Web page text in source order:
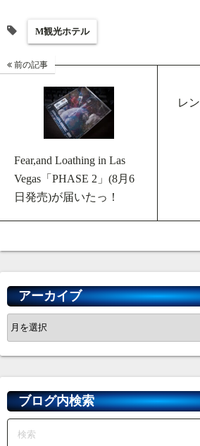
M観光ホテル
前の記事
Fear,and Loathing in Las
Vegas「PHASE 2」(8月6
日発売)が届いたっ！
レ
アーカイブ
ア
ー
カ
イ
ブブログ内検索